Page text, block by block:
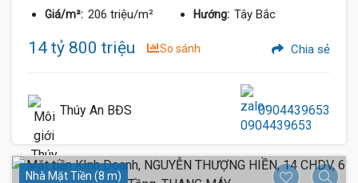
Giá/m²: 206 triệu/m² Hướng: Tây Bắc
14 tỷ 800 triệu So sánh Chia sẻ
Thúy An BĐS 0904439653
Nhà Mặt Tiền (8 m)